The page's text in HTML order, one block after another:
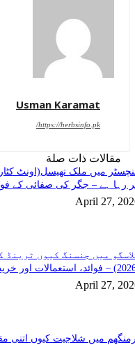
Usman Karamat
https://herbsinfo.pk/
مقالات ذات صلة
میں ملک تھیسل(اونٹ
رہا ہے – جگر کی صفائی کے
April 27,
میں جنسنگ کیوں ٹرینڈ
April 27,
میں شلاجیت کیوں اتنی